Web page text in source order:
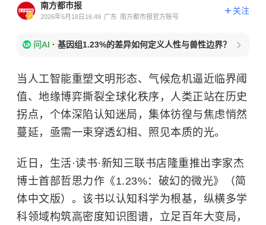
南方都市报
2026年5月18日16:49 广东 南方都市报官方账号
关注
问AI · 基因组1.23%的差异如何定义人性与兽性边界？
当人工智能重塑文明形态、气候危机逼近临界阈
值、地缘博弈撕裂全球化秩序，人类正站在历史
拐点，个体深陷认知迷局，集体彷徨与焦虑悄然
蔓延，亟需一束穿透幻相、照见本质的光。
近日，生活·读书·新知三联书店隆重推出李家杰
博士首部哲思力作《1.23%：破幻的微光》（简
体中文版）。该书以认知科学为根基，纵横多学
科领域构筑高密度知识图谱，立足百年大变局，